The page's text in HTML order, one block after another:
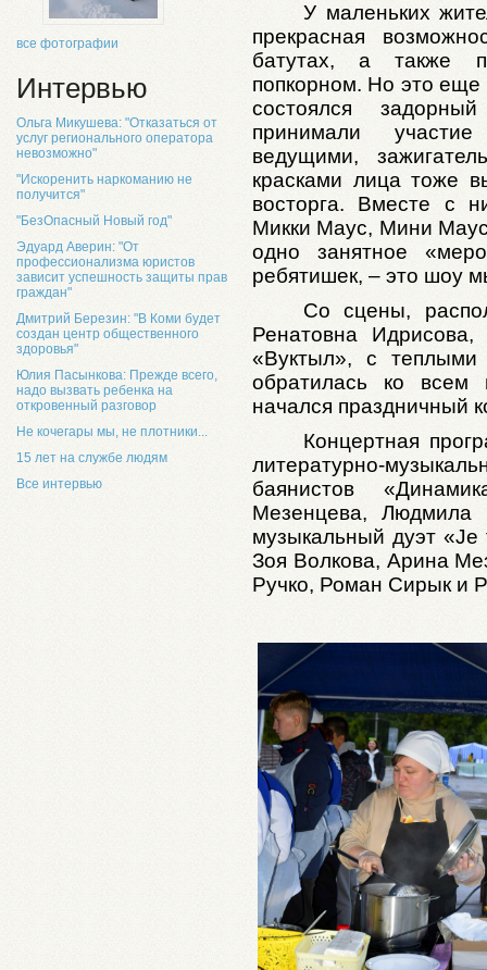
все фотографии
Интервью
Ольга Микушева: "Отказаться от
услуг регионального оператора
невозможно"
"Искоренить наркоманию не
получится"
"БезОпасный Новый год"
Эдуард Аверин: "От
профессионализма юристов
зависит успешность защиты прав
граждан"
Дмитрий Березин: "В Коми будет
создан центр общественного
здоровья"
Юлия Пасынкова: Прежде всего,
надо вызвать ребенка на
откровенный разговор
Не кочегары мы, не плотники...
15 лет на службе людям
Все интервью
У маленьких
прекрасная
батутах, а также
попкорном. Но это еще
состоялся
принимали
ведущими,
красками лица тоже
восторга. Вместе с
Микки Маус, Мини
одно занятное
ребятишек, – это шоу
Со сцены,
Ренатовна Идрисова,
«Вуктыл», с теплыми
обратилась ко всем
начался праздничный
Концертная
литературно-
баянистов
Мезенцева,
музыкальный дуэт «Je
Зоя Волкова, Арина
Ручко, Роман Сирык и